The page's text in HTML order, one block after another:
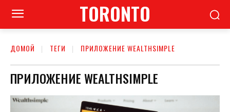
TORONTO
ДОМОЙ ТЕГИ ПРИЛОЖЕНИЕ WEALTHSIMPLE
ПРИЛОЖЕНИЕ WEALTHSIMPLE